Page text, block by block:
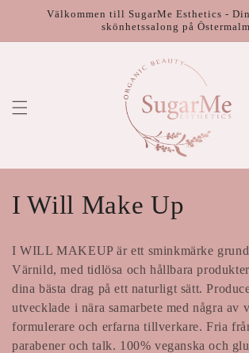
vidare
innehåll
Välkommen till SugarMe Esthetics -
skönhetssalong på
P
o
d
u
I Will Make Up
I WILL MAKEUP är ett sminkmärke
Värnild, med tidlösa och hållbara
dina bästa drag på ett naturligt sätt.
utvecklade i nära samarbete med några av
formulerare och erfarna tillverkare. Fria
parabener och talk. 100% veganska och